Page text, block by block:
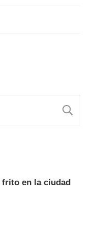
en la ciudad